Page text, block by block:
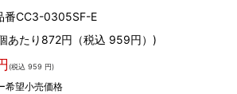
番CC3-0305SF-E
あたり872円（税込 959円）)
(税込 959 円)
希望小売価格